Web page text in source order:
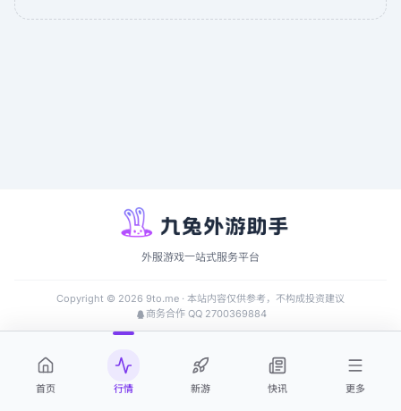
外服游戏一站式服务平台
Copyright © 2026 9to.me · 本站内容仅供参考，不构成投资建议
商务合作 QQ 2700369884
首页 行情 新游 快讯 更多